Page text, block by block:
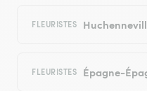
FLEURISTES
FLEURISTES Épagne-